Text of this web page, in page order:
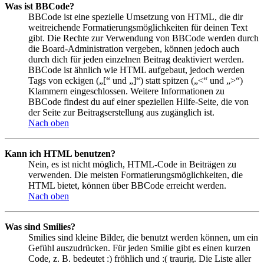
Was ist BBCode?
BBCode ist eine spezielle Umsetzung von HTML, die dir
weitreichende Formatierungsmöglichkeiten für deinen Text
gibt. Die Rechte zur Verwendung von BBCode werden durch
die Board-Administration vergeben, können jedoch auch
durch dich für jeden einzelnen Beitrag deaktiviert werden.
BBCode ist ähnlich wie HTML aufgebaut, jedoch werden
Tags von eckigen („[“ und „]“) statt spitzen („<“ und „>“)
Klammern eingeschlossen. Weitere Informationen zu
BBCode findest du auf einer speziellen Hilfe-Seite, die von
der Seite zur Beitragserstellung aus zugänglich ist.
Nach oben
Kann ich HTML benutzen?
Nein, es ist nicht möglich, HTML-Code in Beiträgen zu
verwenden. Die meisten Formatierungsmöglichkeiten, die
HTML bietet, können über BBCode erreicht werden.
Nach oben
Was sind Smilies?
Smilies sind kleine Bilder, die benutzt werden können, um ein
Gefühl auszudrücken. Für jeden Smilie gibt es einen kurzen
Code, z. B. bedeutet :) fröhlich und :( traurig. Die Liste aller